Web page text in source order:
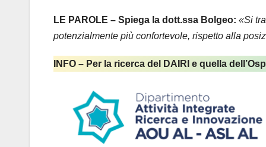
LE PAROLE – Spiega la dott.ssa Bolgeo: «Si
potenzialmente più confortevole, rispetto alla
INFO – Per la ricerca del DAIRI e quella